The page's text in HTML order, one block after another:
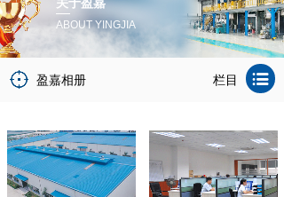
ABOUT YINGJIA
盈嘉相册 栏目